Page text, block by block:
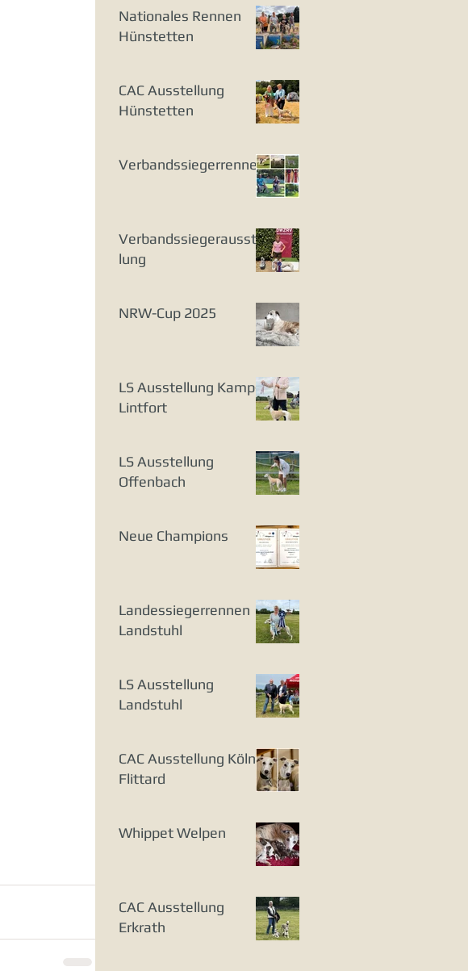
Nationales Rennen
Hünstetten
CAC Ausstellung
Hünstetten
Verbandssiegerrennen
Verbandssiegerausstel
lung
NRW-Cup 2025
LS Ausstellung Kamp-
Lintfort
LS Ausstellung
Offenbach
Neue Champions
Landessiegerrennen
Landstuhl
LS Ausstellung
Landstuhl
CAC Ausstellung Köln-
Flittard
Whippet Welpen
CAC Ausstellung
Erkrath